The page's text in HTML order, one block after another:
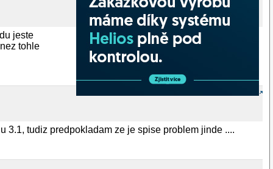
jeste
tohle
tudiz predpokladam ze je spise problem jinde ....